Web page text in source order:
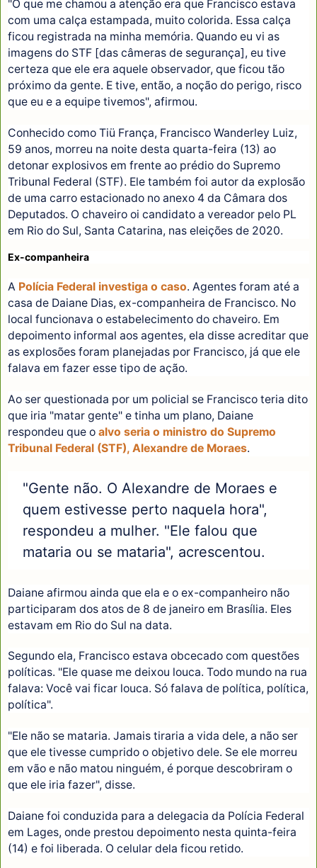
"O que me chamou a atenção era que Francisco estava
com uma calça estampada, muito colorida. Essa calça
ficou registrada na minha memória. Quando eu vi as
imagens do STF [das câmeras de segurança], eu tive
certeza que ele era aquele observador, que ficou tão
próximo da gente. E tive, então, a noção do perigo, risco
que eu e a equipe tivemos", afirmou.
Conhecido como Tiü França, Francisco Wanderley Luiz,
59 anos, morreu na noite desta quarta-feira (13) ao
detonar explosivos em frente ao prédio do Supremo
Tribunal Federal (STF). Ele também foi autor da explosão
de uma carro estacionado no anexo 4 da Câmara dos
Deputados. O chaveiro oi candidato a vereador pelo PL
em Rio do Sul, Santa Catarina, nas eleições de 2020.
Ex-companheira
A Polícia Federal investiga o caso. Agentes foram até a
casa de Daiane Dias, ex-companheira de Francisco. No
local funcionava o estabelecimento do chaveiro. Em
depoimento informal aos agentes, ela disse acreditar que
as explosões foram planejadas por Francisco, já que ele
falava em fazer esse tipo de ação.
Ao ser questionada por um policial se Francisco teria dito
que iria "matar gente" e tinha um plano, Daiane
respondeu que o alvo seria o ministro do Supremo
Tribunal Federal (STF), Alexandre de Moraes.
"Gente não. O Alexandre de Moraes e
quem estivesse perto naquela hora",
respondeu a mulher. "Ele falou que
mataria ou se mataria", acrescentou.
Daiane afirmou ainda que ela e o ex-companheiro não
participaram dos atos de 8 de janeiro em Brasília. Eles
estavam em Rio do Sul na data.
Segundo ela, Francisco estava obcecado com questões
políticas. "Ele quase me deixou louca. Todo mundo na rua
falava: Você vai ficar louca. Só falava de política, política,
política".
"Ele não se mataria. Jamais tiraria a vida dele, a não ser
que ele tivesse cumprido o objetivo dele. Se ele morreu
em vão e não matou ninguém, é porque descobriram o
que ele iria fazer", disse.
Daiane foi conduzida para a delegacia da Polícia Federal
em Lages, onde prestou depoimento nesta quinta-feira
(14) e foi liberada. O celular dela ficou retido.